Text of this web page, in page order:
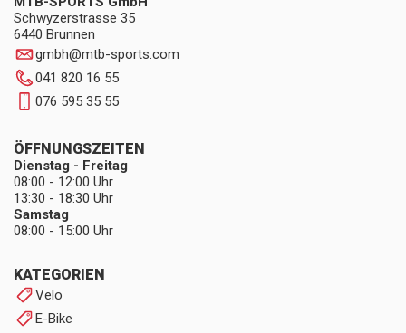
Schwyzerstrasse 35
6440 Brunnen
gmbh@mtb-sports.com
041 820 16 55
076 595 35 55
KATEGORIEN
Velo
E-Bike
ÖFFNUNGSZEITEN
Dienstag - Freitag
08:00 - 12:00 Uhr
13:30 - 18:30 Uhr
Samstag
08:00 - 15:00 Uhr